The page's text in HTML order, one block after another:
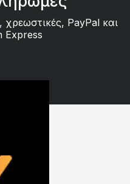
χρεωστικές, PayPal και
Express